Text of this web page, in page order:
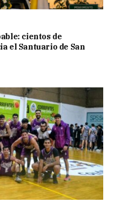
cientos de
el Santuario de San